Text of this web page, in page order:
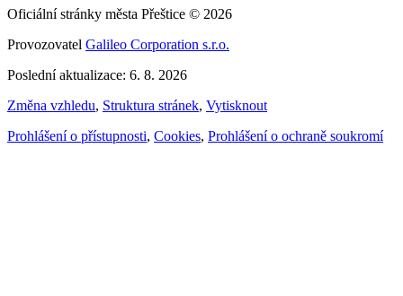
Oficiální stránky města Přeštice © 2026
Provozovatel Galileo Corporation s.r.o.
Poslední aktualizace: 6. 8. 2026
Změna vzhledu, Struktura stránek, Vytisknout
Prohlášení o přístupnosti, Cookies, Prohlášení o ochraně soukromí